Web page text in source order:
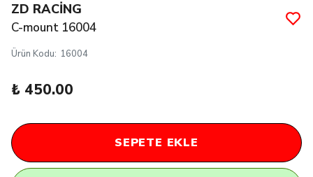
ZD RACİNG
C-mount 16004
Ürün Kodu: 16004
₺ 450.00
SEPETE EKLE